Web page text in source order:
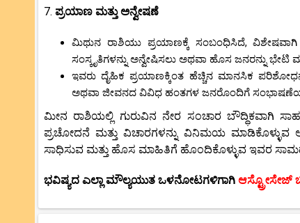
7. ಪ್ರಯಾಣ ಮತ್ತು ಅನ್ವೇಷಣೆ
ಮಿಥುನ ರಾಶಿಯು ಪ್ರಯಾಣಕ್ಕೆ ಸಂಬಂಧಿಸಿದೆ,
ಸಂಸ್ಕೃತಿಗಳನ್ನು ಅನ್ವೇಷಿಸಲು ಅಥವಾ ಹೊಸ ಜನರನ್ನು
ಇವರು ದೈಹಿಕ ಪ್ರಯಾಣಕ್ಕಿಂತ ಹೆಚ್ಚಿನ ಮಾನಸಿಕ
ಅಥವಾ ಜೀವನದ ವಿವಿಧ ಹಂತಗಳ ಜನರೊಂದಿಗೆ
ಮೀನ ರಾಶಿಯಲ್ಲಿ ಗುರುವಿನ ನೇರ ಸಂಚಾರ ಬೌದ್ಧಿಕವಾಗಿ
ಪ್ರಚೋದನೆ ಮತ್ತು ವಿಚಾರಗಳನ್ನು ವಿನಿಮಯ ಮಾಡಿಕೊಳ್ಳುವ
ಸಾಧಿಸುವ ಮತ್ತು ಹೊಸ ಮಾಹಿತಿಗೆ ಹೊಂದಿಕೊಳ್ಳುವ ಇವರ
ಭವಿಷ್ಯದ ಎಲ್ಲಾ ಮೌಲ್ಯಯುತ ಒಳನೋಟಗಳಿಗಾಗಿ ಆಸ್ಟ್ರೋಸೇಜ್